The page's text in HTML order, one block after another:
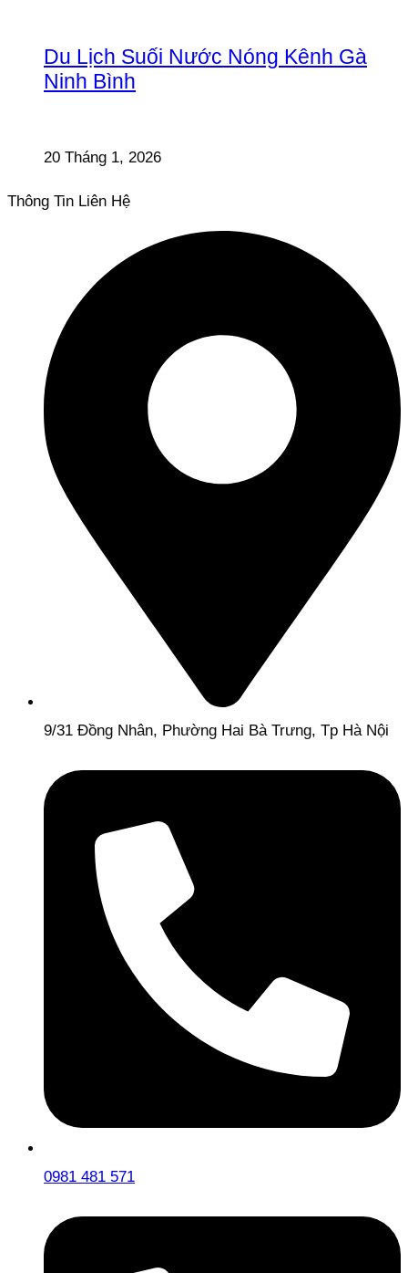
Du Lịch Suối Nước Nóng Kênh Gà
Ninh Bình
20 Tháng 1, 2026
Thông Tin Liên Hệ
9/31 Đồng Nhân, Phường Hai Bà Trưng, Tp Hà Nội
0981 481 571